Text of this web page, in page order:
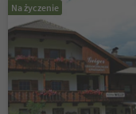
Na życzenie